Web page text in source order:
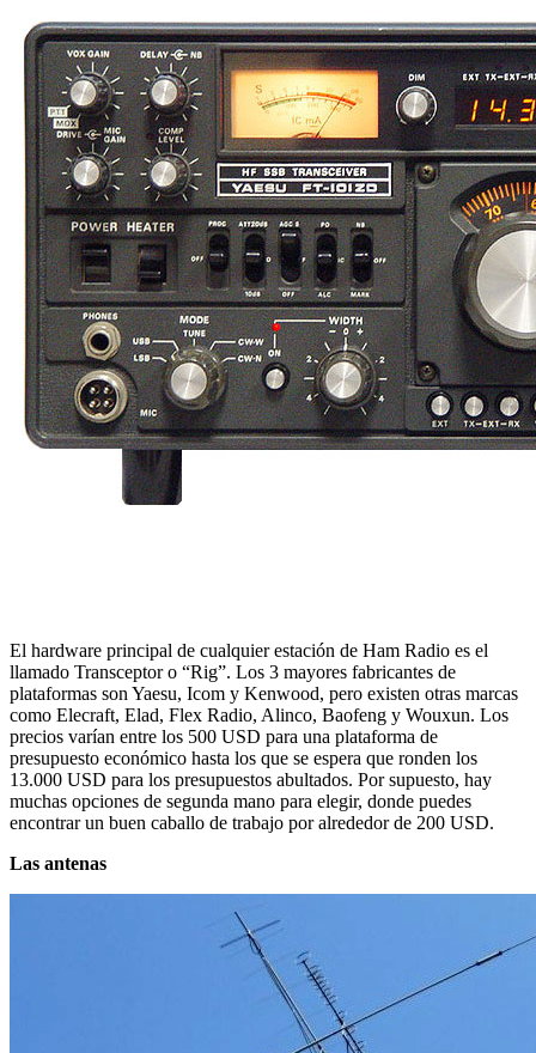
El hardware principal de cualquier estación de Ham Radio es el
llamado Transceptor o “Rig”. Los 3 mayores fabricantes de
plataformas son Yaesu, Icom y Kenwood, pero existen otras marcas
como Elecraft, Elad, Flex Radio, Alinco, Baofeng y Wouxun. Los
precios varían entre los 500 USD para una plataforma de
presupuesto económico hasta los que se espera que ronden los
13.000 USD para los presupuestos abultados. Por supuesto, hay
muchas opciones de segunda mano para elegir, donde puedes
encontrar un buen caballo de trabajo por alrededor de 200 USD.
Las antenas